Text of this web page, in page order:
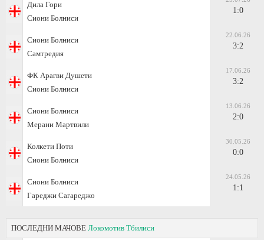
Дила Гори
Сиони Болниси
1:0
Сиони Болниси
Самтредия
22.06.26
3:2
ФК Арагви Душети
Сиони Болниси
17.06.26
3:2
Сиони Болниси
Мерани Мартвили
13.06.26
2:0
Колкети Поти
Сиони Болниси
30.05.26
0:0
Сиони Болниси
Гареджи Сагареджо
24.05.26
1:1
ПОСЛЕДНИ МАЧОВЕ Локомотив Тбилиси